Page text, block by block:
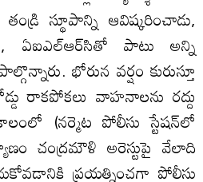
స్థూపాన్ని ఆవిష్కరించాడు,
ఏఐఎల్‌ఆర్‌సితో పాటు అన్ని
భోరున వర్షం కురుస్తూ
రాకపోకలు వాహనాలను రద్దు
(నర్మెట పోలీసు స్టేషన్‌లో
చంద్రమౌళి అరెస్టుపై వేలాది
ప్రయత్నించగా పోలీసు